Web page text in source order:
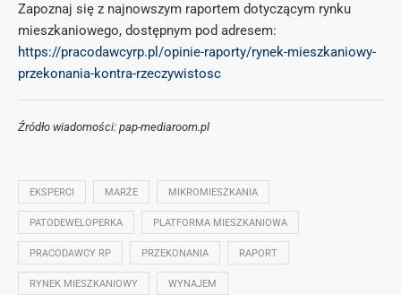
Zapoznaj się z najnowszym raportem dotyczącym rynku
mieszkaniowego, dostępnym pod adresem:
https://pracodawcyrp.pl/opinie-raporty/rynek-mieszkaniowy-
przekonania-kontra-rzeczywistosc
Źródło wiadomości: pap-mediaroom.pl
EKSPERCI MARŻE MIKROMIESZKANIA
PATODEWELOPERKA PLATFORMA MIESZKANIOWA
PRACODAWCY RP PRZEKONANIA RAPORT
RYNEK MIESZKANIOWY WYNAJEM